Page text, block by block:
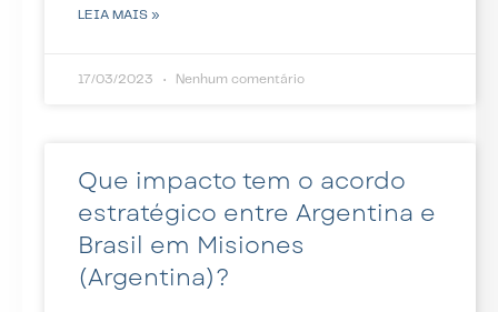
LEIA MAIS »
17/03/2023 Nenhum comentário
Que impacto tem o acordo
estratégico entre Argentina e
Brasil em Misiones
(Argentina)?